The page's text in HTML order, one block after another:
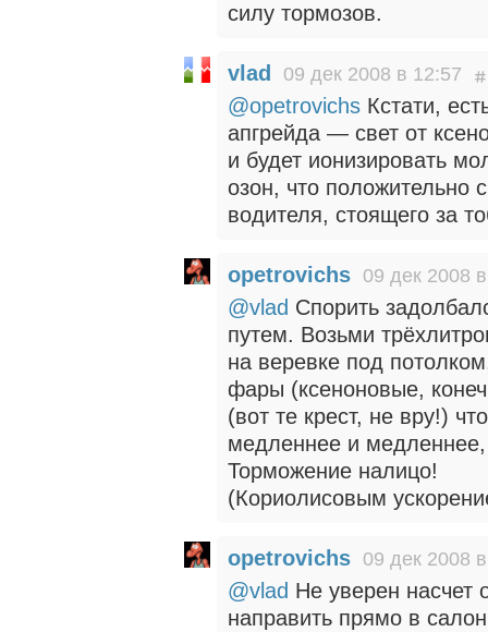
силу тормозов.
vlad 09 дек 2008 в 12:57
@opetrovichs Кстати,
апгрейда — свет от
и будет ионизировать
озон, что положительно
водителя, стоящего за
opetrovichs 09 дек 2008
@vlad Спорить
путем. Возьми
на веревке под
фары (ксеноновые,
(вот те крест, не вру!)
медленнее и медленнее,
Торможение налицо!
(Кориолисовым
opetrovichs 09 дек 2008
@vlad Не уверен насчет
направить прямо в